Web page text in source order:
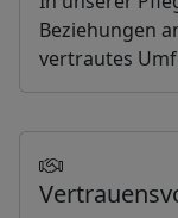
Beziehungen
vertrautes